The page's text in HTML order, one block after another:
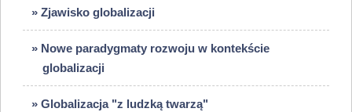
» Zjawisko globalizacji
» Nowe paradygmaty rozwoju w kontekście
globalizacji
» Globalizacja "z ludzką twarzą"